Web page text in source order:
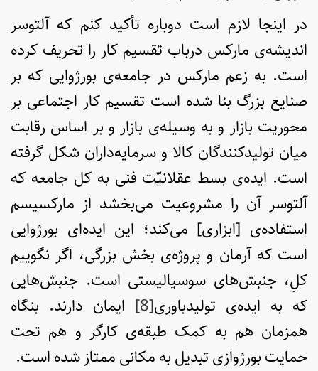
در اینجا لازم است دوباره تأکید کنم که آلتوسر
اندیشه‌ی مارکس درباب تقسیم کار را تحریف کرده
است. به زعم مارکس در جامعه‌ی بورژوایی که بر
صنایع بزرگ بنا شده است تقسیم کار اجتماعی بر
محوریت بازار و به وسیله‌ی بازار و بر اساس رقابت
میان تولیدکنندگان کالا و سرمایه‌داران شکل گرفته
است. ایده‌ی بسط عقلانیّت فنی به کل جامعه که
آلتوسر آن را مشروعیت می‌بخشد از مارکسیسم
استفاده‌ی [ابزاری] می‌کند؛ این ایده‌ای بورژوایی
است که آرمان و پروژه‌ی بخش بزرگی، اگر نگوییم
کلِ، جنبش‌های سوسیالیستی است. جنبش‌هایی
که به ایده‌ی تولیدباوری[8]
ایمان دارند. بنگاه
همزمان هم به کمک طبقه‌ی کارگر و هم تحت
حمایت بورژوازی تبدیل به مکانی ممتاز شده است.